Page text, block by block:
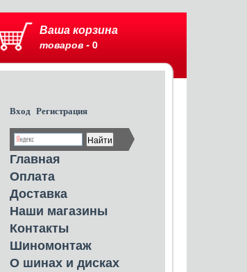
Ваша корзина
товаров - 0
Вход Регистрация
Главная
Оплата
Доставка
Наши магазины
Контакты
Шиномонтаж
О шинах и дисках